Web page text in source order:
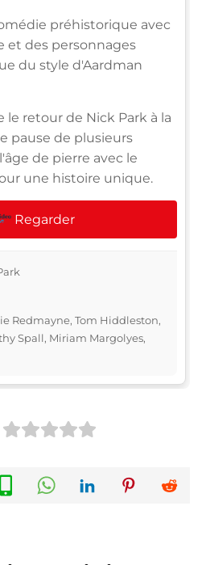
préhistorique avec
et des personnages
du style d'Aardman
le retour de Nick Park à la
pause de plusieurs
de pierre avec le
une histoire unique.
Regarder
Redmayne, Tom Hiddleston,
Spall, Miriam Margolyes,